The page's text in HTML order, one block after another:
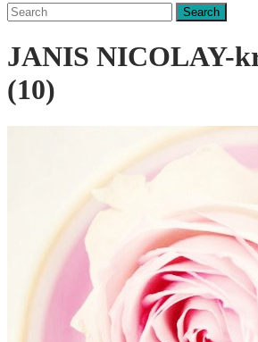
Search
for:
JANIS NICOLAY-
(10)